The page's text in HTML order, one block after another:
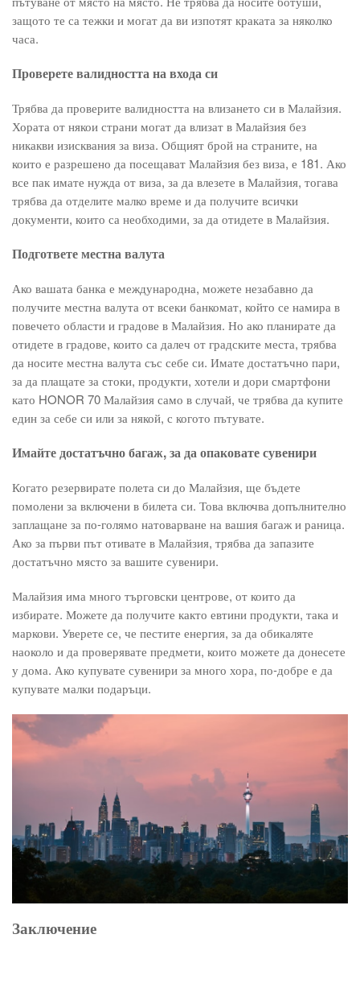
защото те са тежки и могат да ви изпотят краката за няколко
часа.
Проверете валидността на входа си
Трябва да проверите валидността на влизането си в Малайзия.
Хората от някои страни могат да влизат в Малайзия без
никакви изисквания за виза. Общият брой на страните, на
които е разрешено да посещават Малайзия без виза, е 181. Ако
все пак имате нужда от виза, за да влезете в Малайзия, тогава
трябва да отделите малко време и да получите всички
документи, които са необходими, за да отидете в Малайзия.
Подгответе местна валута
Ако вашата банка е международна, можете незабавно да
получите местна валута от всеки банкомат, който се намира в
повечето области и градове в Малайзия. Но ако планирате да
отидете в градове, които са далеч от градските места, трябва
да носите местна валута със себе си. Имате достатъчно пари,
за да плащате за стоки, продукти, хотели и дори смартфони
като HONOR 70 Малайзиясамо в случай, че трябва да купите
един за себе си или за някой, с когото пътувате.
Имайте достатъчно багаж, за да опаковате сувенири
Когато резервирате полета си до Малайзия, ще бъдете
помолени за включени в билета си. Това включва допълнително
заплащане за по-голямо натоварване на вашия багаж и раница.
Ако за първи път отивате в Малайзия, трябва да запазите
достатъчно място за вашите сувенири.
Малайзия има много търговски центрове, от които да
избирате. Можете да получите както евтини продукти, така и
маркови. Уверете се, че пестите енергия, за да обикаляте
наоколо и да проверявате предмети, които можете да донесете
у дома. Ако купувате сувенири за много хора, по-добре е да
купувате малки подаръци.
Заключение